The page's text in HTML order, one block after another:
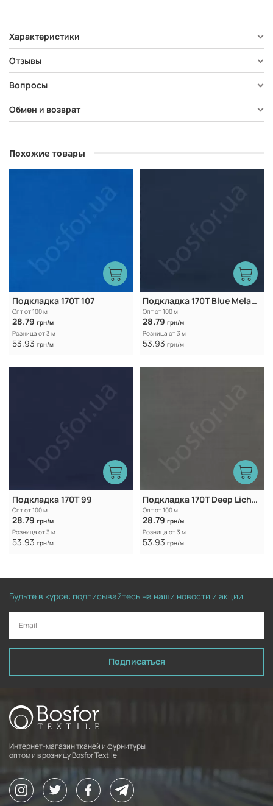
Характеристики
Отзывы
Вопросы
Обмен и возврат
Похожие товары
Подкладка 170Т 107
Опт от 100 м
28.79 грн/м
Розница от 3 м
53.93 грн/м
Подкладка 170T Blue Melancholy
Опт от 100 м
28.79 грн/м
Розница от 3 м
53.93 грн/м
Подкладка 170T 99
Опт от 100 м
28.79 грн/м
Розница от 3 м
53.93 грн/м
Подкладка 170T Deep Lichen Green
Опт от 100 м
28.79 грн/м
Розница от 3 м
53.93 грн/м
Будьте в курсе: подписывайтесь на наши новости и акции
Подписаться
Интернет-магазин тканей и фурнитуры
оптом и в розницу Bosfor Textile